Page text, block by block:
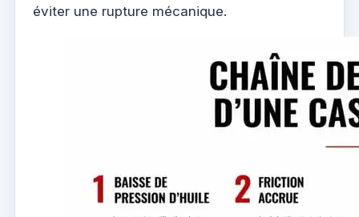
éviter une rupture mécanique.